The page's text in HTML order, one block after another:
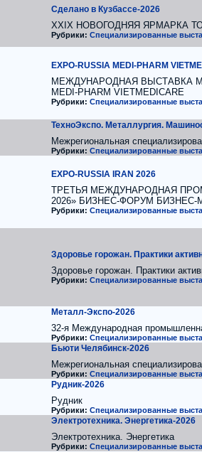
Сделано в Кузбассе-2026
XXIX НОВОГОДНЯЯ ЯРМАРКА
Рубрики: Специализированные
EXPO-RUSSIA MEDI-PHARM
МЕЖДУНАРОДНАЯ ВЫСТАВКА
MEDI-PHARM VIETMEDICARE
Рубрики: Специализированные
ТехноЭкспо. Металлургия.
Межрегиональная
Рубрики: Специализированные
EXPO-RUSSIA IRAN 2026
ТРЕТЬЯ МЕЖДУНАРОДНАЯ
2026» БИЗНЕС-ФОРУМ
Рубрики: Специализированные
Здоровье горожан. Практики
Здоровье горожан. Практики
Рубрики: Специализированные
Металл-Экспо-2026
32-я Международная
Рубрики: Специализированные
Бьюти Челябинск-2026
Межрегиональная
Рубрики: Специализированные
Рудник-2026
Рудник
Рубрики: Специализированные
Электротехника. Энергетика-2026
Электротехника. Энергетика
Рубрики: Специализированные